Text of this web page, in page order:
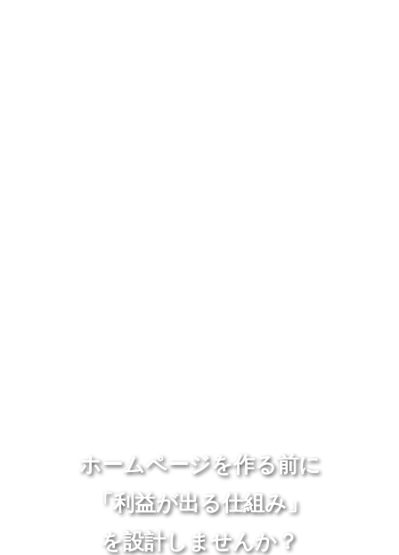
ホームページを作る前に
「利益が出る仕組み」
を設計しませんか？